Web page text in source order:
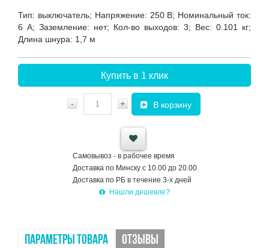
Тип: выключатель; Напряжение: 250 В; Номинальный ток:
6 А; Заземление: нет; Кол-во выходов: 3; Вес: 0.101 кг;
Длина шнура: 1,7 м
Купить в 1 клик
- + В корзину
Самовывоз - в рабочее время
Доставка по Минску с 10.00 до 20.00
Доставка по РБ в течение 3-х дней
Нашли дешевле?
ПАРАМЕТРЫ ТОВАРА ОТЗЫВЫ